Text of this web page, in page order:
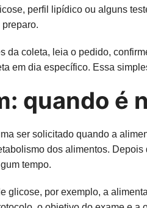
perfil lipídico ou alguns
da coleta, leia o pedido,
em dia específico. Essa
quando é
ser solicitado quando a
dos alimentos.
tempo.
glicose, por exemplo, a